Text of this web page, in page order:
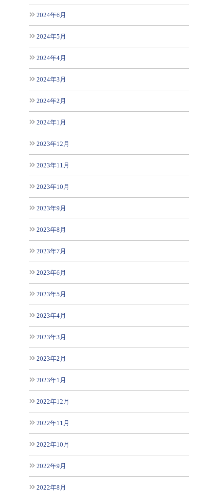
2024年6月
2024年5月
2024年4月
2024年3月
2024年2月
2024年1月
2023年12月
2023年11月
2023年10月
2023年9月
2023年8月
2023年7月
2023年6月
2023年5月
2023年4月
2023年3月
2023年2月
2023年1月
2022年12月
2022年11月
2022年10月
2022年9月
2022年8月